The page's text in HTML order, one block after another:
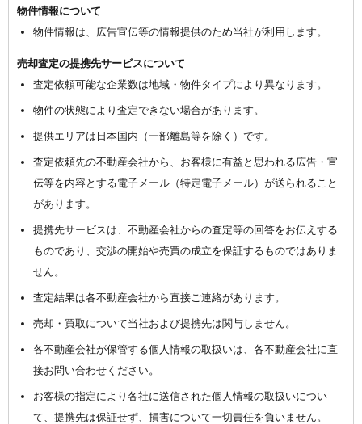
物件情報について
物件情報は、広告宣伝等の情報提供のため当社が利用します。
売却査定の提携先サービスについて
査定依頼可能な企業数は地域・物件タイプにより異なります。
物件の状態により査定できない場合があります。
提供エリアは日本国内（一部離島等を除く）です。
査定依頼先の不動産会社から、お客様に有益と思われる広告・宣
伝等を内容とする電子メール（特定電子メール）が送られること
があります。
提携先サービスは、不動産会社からの査定等の回答をお伝えする
ものであり、交渉の開始や売買の成立を保証するものではありま
せん。
査定結果は各不動産会社から直接ご連絡があります。
売却・買取について当社および提携先は関与しません。
各不動産会社が保管する個人情報の取扱いは、各不動産会社に直
接お問い合わせください。
お客様の指定により各社に送信された個人情報の取扱いについ
て、提携先は保証せず、損害について一切責任を負いません。